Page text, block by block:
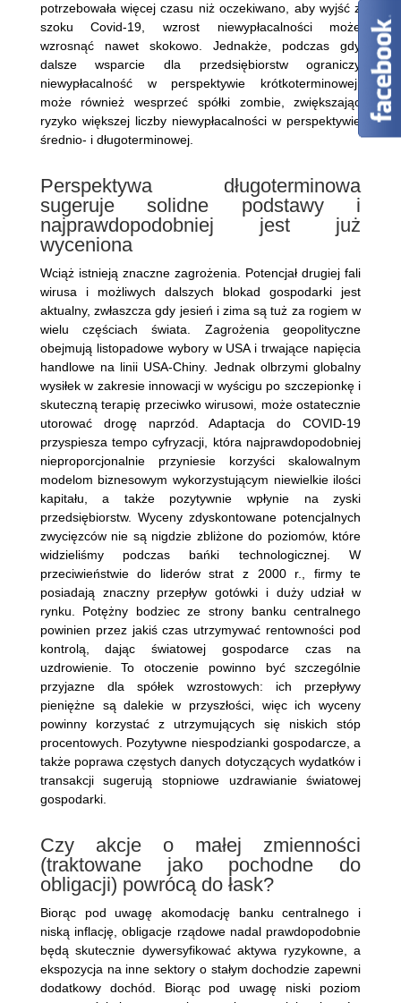
potrzebowała więcej czasu niż oczekiwano, aby wyjść z
szoku Covid-19, wzrost niewypłacalności może
wzrosnąć nawet skokowo. Jednakże, podczas gdy
dalsze wsparcie dla przedsiębiorstw ograniczy
niewypłacalność w perspektywie krótkoterminowej,
może również wesprzeć spółki zombie, zwiększając
ryzyko większej liczby niewypłacalności w perspektywie
średnio- i długoterminowej.
Perspektywa długoterminowa
sugeruje solidne podstawy i
najprawdopodobniej jest już
wyceniona
Wciąż istnieją znaczne zagrożenia. Potencjał drugiej fali
wirusa i możliwych dalszych blokad gospodarki jest
aktualny, zwłaszcza gdy jesień i zima są tuż za rogiem w
wielu częściach świata. Zagrożenia geopolityczne
obejmują listopadowe wybory w USA i trwające napięcia
handlowe na linii USA-Chiny. Jednak olbrzymi globalny
wysiłek w zakresie innowacji w wyścigu po szczepionkę i
skuteczną terapię przeciwko wirusowi, może ostatecznie
utorować drogę naprzód. Adaptacja do COVID-19
przyspiesza tempo cyfryzacji, która najprawdopodobniej
nieproporcjonalnie przyniesie korzyści skalowalnym
modelom biznesowym wykorzystującym niewielkie ilości
kapitału, a także pozytywnie wpłynie na zyski
przedsiębiorstw. Wyceny zdyskontowane potencjalnych
zwycięzców nie są nigdzie zbliżone do poziomów, które
widzieliśmy podczas bańki technologicznej. W
przeciwieństwie do liderów strat z 2000 r., firmy te
posiadają znaczny przepływ gotówki i duży udział w
rynku. Potężny bodziec ze strony banku centralnego
powinien przez jakiś czas utrzymywać rentowności pod
kontrolą, dając światowej gospodarce czas na
uzdrowienie. To otoczenie powinno być szczególnie
przyjazne dla spółek wzrostowych: ich przepływy
pieniężne są dalekie w przyszłości, więc ich wyceny
powinny korzystać z utrzymujących się niskich stóp
procentowych. Pozytywne niespodzianki gospodarcze, a
także poprawa częstych danych dotyczących wydatków i
transakcji sugerują stopniowe uzdrawianie światowej
gospodarki.
Czy akcje o małej zmienności
(traktowane jako pochodne do
obligacji) powrócą do łask?
Biorąc pod uwagę akomodację banku centralnego i
niską inflację, obligacje rządowe nadal prawdopodobnie
będą skutecznie dywersyfikować aktywa ryzykowne, a
ekspozycja na inne sektory o stałym dochodzie zapewni
dodatkowy dochód. Biorąc pod uwagę niski poziom